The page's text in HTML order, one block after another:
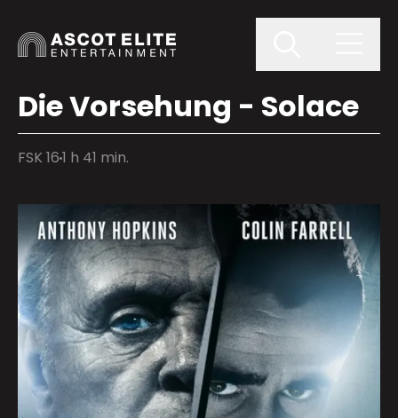
Die Vorsehung - Solace
FSK 161 h 41 min.